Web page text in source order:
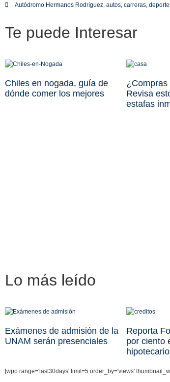
Autódromo Hermanos Rodríguez, autos, carreras,
Te puede Interesar
Chiles en nogada, guía de
dónde comer los mejores
¿Compras
Revisa
estafas
Lo más leído
Exámenes de admisión de la
UNAM serán presenciales
Reporta
por ciento
[wpp range='last30days' limit=5 order_by='views'